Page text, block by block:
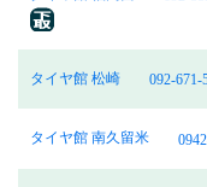
タイヤ館 松崎 092-671-
タイヤ館 南久留米